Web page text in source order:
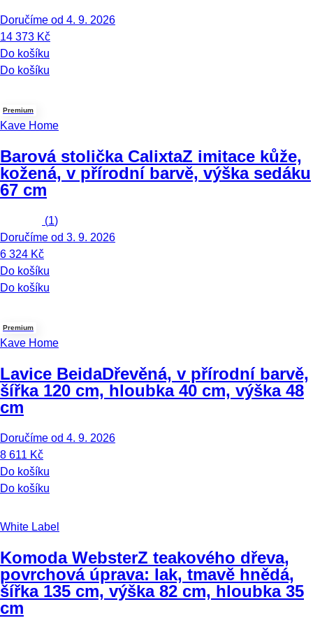
Doručíme od 4. 9. 2026
14 373 Kč
Do košíku
Do košíku
Premium
Kave Home
Barová stolička CalixtaZ imitace kůže,
kožená, v přírodní barvě, výška sedáku
67 cm
(1)
Doručíme od 3. 9. 2026
6 324 Kč
Do košíku
Do košíku
Premium
Kave Home
Lavice BeidaDřevěná, v přírodní barvě,
šířka 120 cm, hloubka 40 cm, výška 48
cm
Doručíme od 4. 9. 2026
8 611 Kč
Do košíku
Do košíku
White Label
Komoda WebsterZ teakového dřeva,
povrchová úprava: lak, tmavě hnědá,
šířka 135 cm, výška 82 cm, hloubka 35
cm